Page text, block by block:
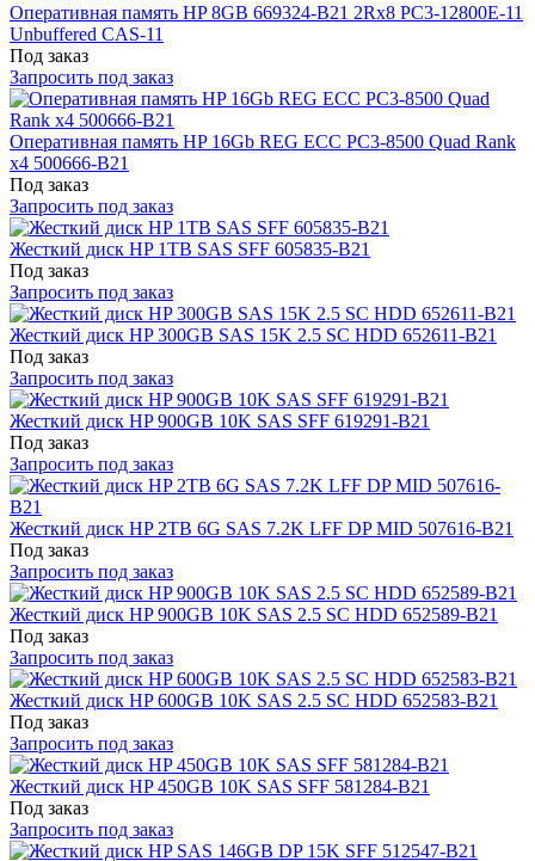
Оперативная память HP 8GB 669324-B21 2Rx8 PC3-12800E-11
Unbuffered CAS-11
Под заказ
Запросить под заказ
Оперативная память HP 16Gb REG ECC PC3-8500 Quad Rank
x4 500666-B21
Под заказ
Запросить под заказ
Жесткий диск HP 1TB SAS SFF 605835-B21
Под заказ
Запросить под заказ
Жесткий диск HP 300GB SAS 15K 2.5 SC HDD 652611-B21
Под заказ
Запросить под заказ
Жесткий диск HP 900GB 10K SAS SFF 619291-B21
Под заказ
Запросить под заказ
Жесткий диск HP 2TB 6G SAS 7.2K LFF DP MID 507616-B21
Под заказ
Запросить под заказ
Жесткий диск HP 900GB 10K SAS 2.5 SC HDD 652589-B21
Под заказ
Запросить под заказ
Жесткий диск HP 600GB 10K SAS 2.5 SC HDD 652583-B21
Под заказ
Запросить под заказ
Жесткий диск HP 450GB 10K SAS SFF 581284-B21
Под заказ
Запросить под заказ